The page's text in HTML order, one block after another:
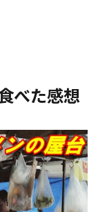
べた感想